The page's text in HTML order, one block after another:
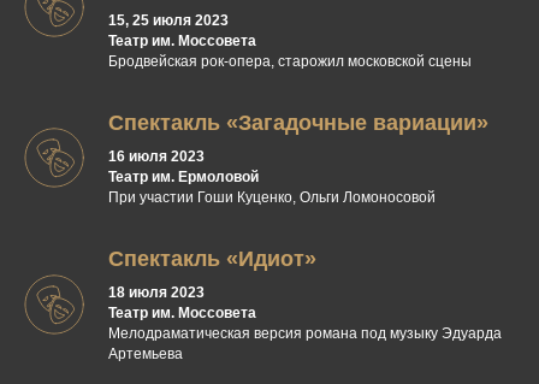
15, 25 июля 2023
Театр им. Моссовета
Бродвейская рок-опера, старожил московской сцены
Спектакль «Загадочные вариации»
16 июля 2023
Театр им. Ермоловой
При участии Гоши Куценко, Ольги Ломоносовой
Спектакль «Идиот»
18 июля 2023
Театр им. Моссовета
Мелодраматическая версия романа под музыку Эдуарда
Артемьева